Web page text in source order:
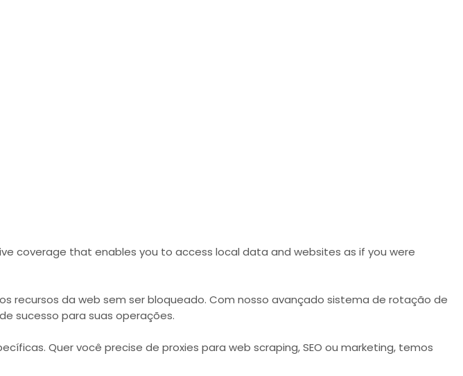
coverage that enables you to access local data and websites as if you were
recursos da web sem ser bloqueado. Com nosso avançado sistema de rotação de
sucesso para suas operações.
Quer você precise de proxies para web scraping, SEO ou marketing, temos